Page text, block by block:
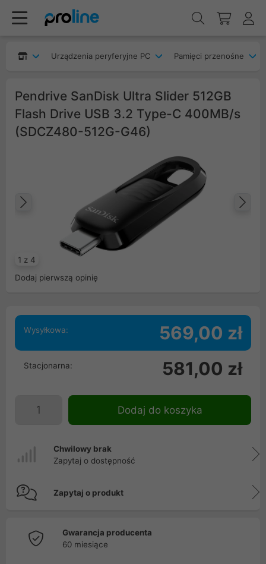
Urządzenia peryferyjne PC Pamięci przenośne
Pendrive SanDisk Ultra Slider 512GB
Flash Drive USB 3.2 Type-C 400MB/s
(SDCZ480-512G-G46)
1 z 4
Poprzedni
Dodaj pierwszą opinię
Wysyłkowa: 569,00 zł
Stacjonarna: 581,00 zł
Dodaj do koszyka
Chwilowy brak
Zapytaj o dostępność
Zapytaj o produkt
Gwarancja producenta
60 miesiące